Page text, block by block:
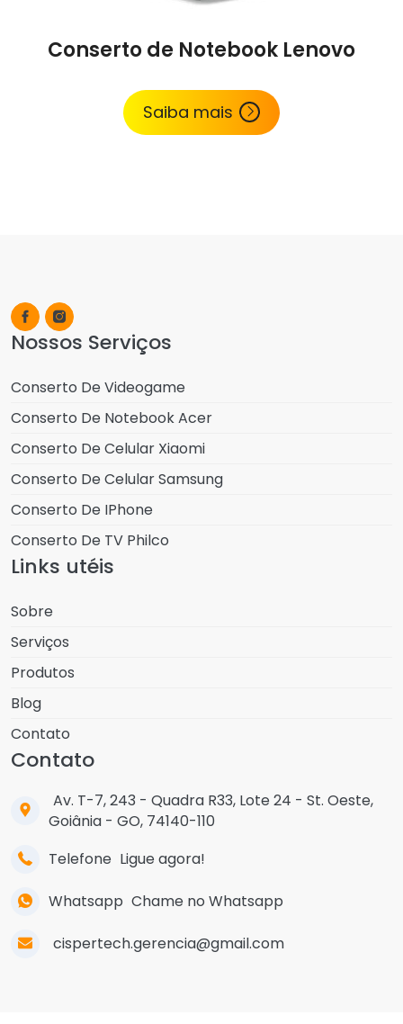
Conserto de Notebook Lenovo
Saiba mais
Nossos Serviços
Conserto De Videogame
Conserto De Notebook Acer
Conserto De Celular Xiaomi
Conserto De Celular Samsung
Conserto De IPhone
Conserto De TV Philco
Links utéis
Sobre
Serviços
Produtos
Blog
Contato
Contato
Av. T-7, 243 - Quadra R33, Lote 24 - St. Oeste,
Goiânia - GO, 74140-110
Telefone Ligue agora!
Whatsapp Chame no Whatsapp
cispertech.gerencia@gmail.com